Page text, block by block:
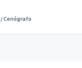
/Cenógrafo